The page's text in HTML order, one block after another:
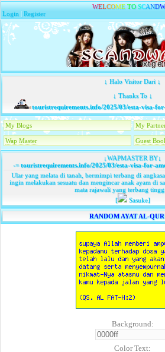
WELCOME TO SCANDW
Login |Register
↓ Halo Visitor Dari ↓
↓ Thanks To ↓
touristrequirements.info/2025/03/esta-visa-
My Blogs My
Wap Master Guest
↓WAPMASTER BY↓
-=touristrequirements.info/2025/03/esta-visa-for-
Ular yang melata di tanah, bermimpi terbang di
ingin melakukan sesuatu dan mengincar anak ayam di
mata rajawali yang terbang
[
Sasuke]
RANDOM AYAT AL-
Background:
Color Text: